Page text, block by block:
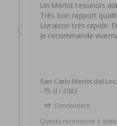
Un Merlot tessinois
Très bon rapport
Livraison très rapide.
Je recommande
San Carlo Merlot del
75 cl / 2023
Condividere
Questa recensione è